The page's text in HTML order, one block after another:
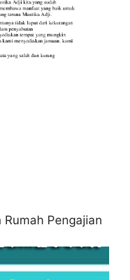
Pengajian